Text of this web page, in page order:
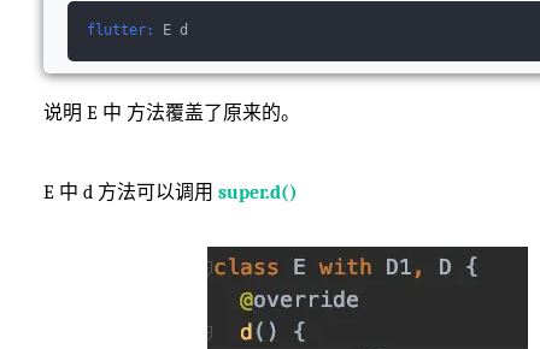
flutter: E d
说明 E 中 方法覆盖了原来的。
E 中 d 方法可以调用 super.d()